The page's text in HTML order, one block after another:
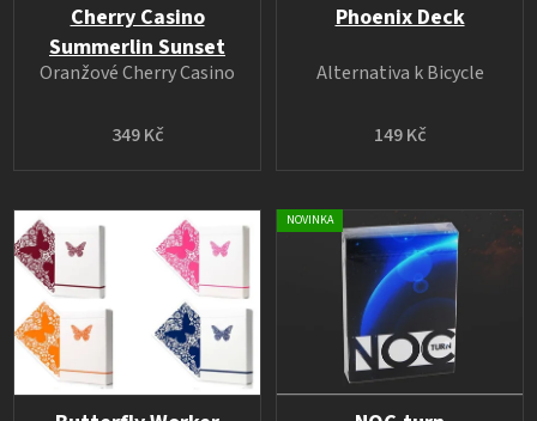
Cherry Casino
Summerlin Sunset
349 Kč
Oranžové Cherry Casino
Phoenix Deck
149 Kč
Alternativa k Bicycle
NOVINKA